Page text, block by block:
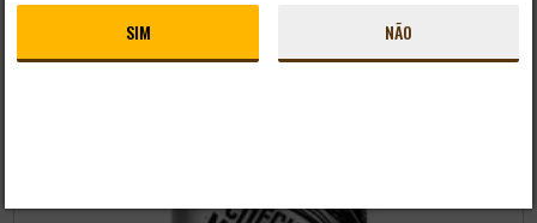
SIM NÃO